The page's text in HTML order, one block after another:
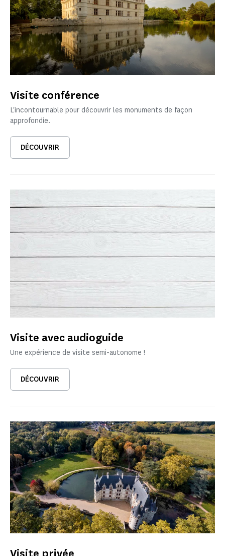
Visite conférence
L'incontournable pour découvrir les monuments de façon
approfondie.
DÉCOUVRIR
Visite avec audioguide
Une expérience de visite semi-autonome !
DÉCOUVRIR
Visite privée